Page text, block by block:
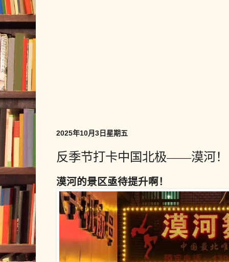
2025年10月3日星期五
反季节打卡中国北极——漠河！
漠河的景区亟待提升啊！